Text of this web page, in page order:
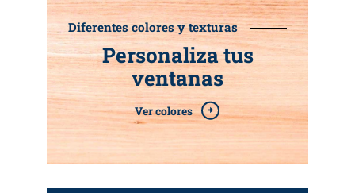
Diferentes colores y texturas
Personaliza tus
ventanas
Ver colores